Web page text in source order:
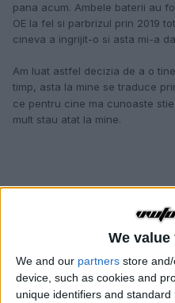
We
We and our partners store
device, such as cookies and
unique identifiers and
pana acum. Ambele baterii au
OE la fel si parbrizul prin 2019
cineva a ingrijit-o si asta mi-a
Am luat astfel decizia de a o
timp, asta la mine se traduce
ce pentru cine ma cunoaste
mult stau atat la mine.